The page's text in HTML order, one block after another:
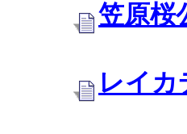
笠原桜
レイカ